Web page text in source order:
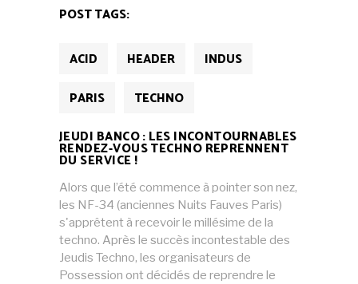
POST TAGS:
ACID HEADER
INDUS
PARIS
TECHNO
JEUDI BANCO : LES INCONTOURNABLES
RENDEZ-VOUS TECHNO REPRENNENT
DU SERVICE !
Alors que l’été commence à pointer son nez,
les NF-34 (anciennes Nuits Fauves Paris)
s'apprêtent à recevoir le millésime de la
techno. Après le succès incontestable des
Jeudis Techno, les organisateurs de
Possession ont décidés de reprendre le